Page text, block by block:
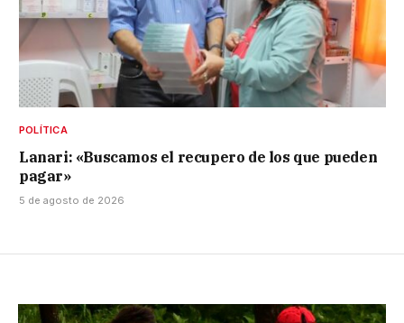
POLÍTICA
Lanari: «Buscamos el recupero de los que pueden
pagar»
5 de agosto de 2026